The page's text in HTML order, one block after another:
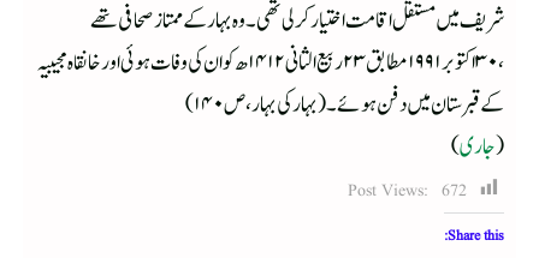
شریف میں مستقل اقامت اختیار کرلی تھی ۔وہ بہار کے ممتاز صحافی تھے
،۳۰اکتوبر ۱۹۹۱ مطابق ۲۳ربیع الثانی ۱۴۱۲ھ کو ان کی وفات ہوئی اور خانقاہ مجیبیہ
کے قبرستان میں دفن ہوئے ۔(بہار کی بہار ،ص ۱۴۰)
(جاری)
Post Views: 672
Share this: